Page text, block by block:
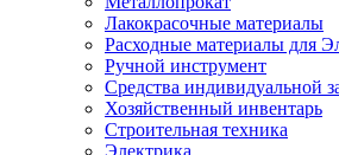
Лакокрасочные материалы
Расходные материалы для
Ручной инструмент
Средства индивидуальной
Хозяйственный инвентарь
Строительная техника
Электрика